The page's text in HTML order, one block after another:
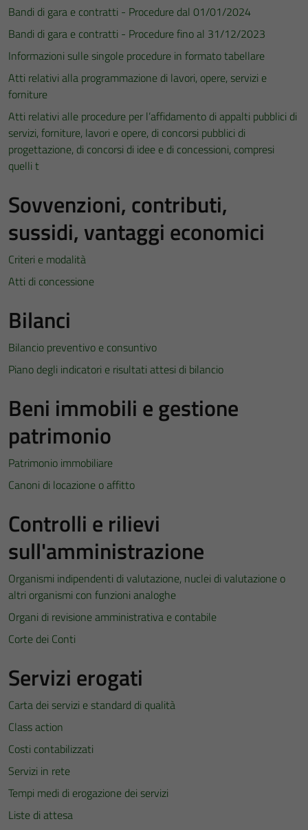
Bandi di gara e contratti - Procedure dal 01/01/2024
Bandi di gara e contratti - Procedure fino al 31/12/2023
Informazioni sulle singole procedure in formato tabellare
Atti relativi alla programmazione di lavori, opere, servizi e
forniture
Atti relativi alle procedure per l’affidamento di appalti pubblici di
servizi, forniture, lavori e opere, di concorsi pubblici di
progettazione, di concorsi di idee e di concessioni, compresi
quelli t
Sovvenzioni, contributi,
sussidi, vantaggi economici
Criteri e modalità
Atti di concessione
Bilanci
Bilancio preventivo e consuntivo
Piano degli indicatori e risultati attesi di bilancio
Beni immobili e gestione
patrimonio
Patrimonio immobiliare
Canoni di locazione o affitto
Controlli e rilievi
sull'amministrazione
Organismi indipendenti di valutazione, nuclei di valutazione o
altri organismi con funzioni analoghe
Organi di revisione amministrativa e contabile
Corte dei Conti
Servizi erogati
Carta dei servizi e standard di qualità
Class action
Costi contabilizzati
Servizi in rete
Tempi medi di erogazione dei servizi
Liste di attesa